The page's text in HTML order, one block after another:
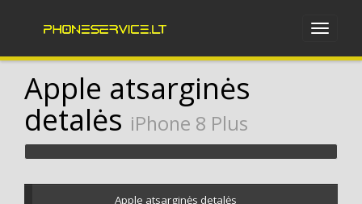
Apple atsarginės
detalės iPhone 8 Plus
Apple atsarginės detalės